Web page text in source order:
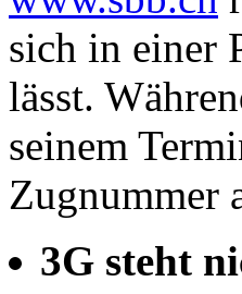
sich in einer
lässt.
seinem
Zugnummer
3G steht